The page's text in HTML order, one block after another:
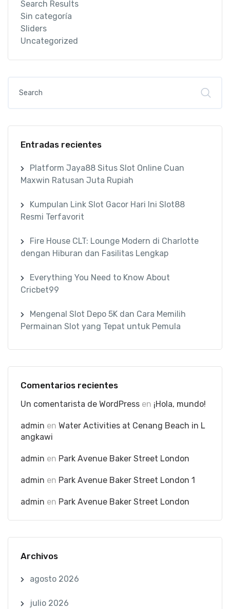
Search Results
Sin categoría
Sliders
Uncategorized
Entradas recientes
Platform Jaya88 Situs Slot Online Cuan
Maxwin Ratusan Juta Rupiah
Kumpulan Link Slot Gacor Hari Ini Slot88
Resmi Terfavorit
Fire House CLT: Lounge Modern di Charlotte
dengan Hiburan dan Fasilitas Lengkap
Everything You Need to Know About
Cricbet99
Mengenal Slot Depo 5K dan Cara Memilih
Permainan Slot yang Tepat untuk Pemula
Comentarios recientes
Un comentarista de WordPress en ¡Hola, mundo!
admin en Water Activities at Cenang Beach in L
angkawi
admin en Park Avenue Baker Street London
admin en Park Avenue Baker Street London 1
admin en Park Avenue Baker Street London
Archivos
agosto 2026
julio 2026